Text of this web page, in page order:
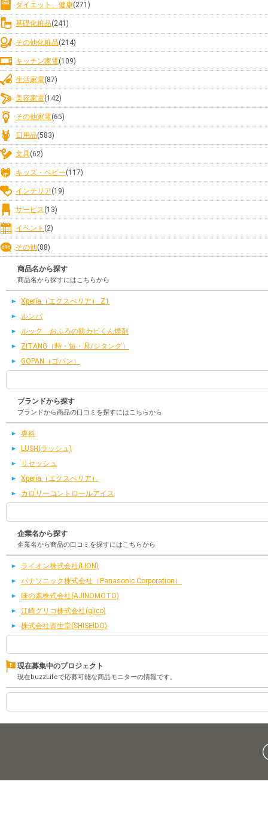
ダイエット、健康(271)
基礎化粧品(241)
その他化粧品(214)
キッチン家電(109)
生活家電(87)
美容家電(142)
その他家電(65)
日用品(583)
文具(62)
キッズ・ベビー(117)
インテリア(19)
サービス(13)
イベント (2)
その他(88)
商品名から探す
商品名から探すにはこちらから
Xperia（エクスぺリア） Z1
ルンバ
ルック おふろの防カビくん煙剤
ZITANG（時・短・具/ジタング）
GOPAN（ゴパン）
ブランドから探す
ブランドから商品の口コミを探すにはこちらから
専科
LUSH(ラッシュ)
リセッシュ
Xperia（エクスぺリア）
カロリーコントロールアイス
企業名から探す
企業名から商品の口コミを探すにはこちらから
ライオン株式会社(LION)
パナソニック株式会社（Panasonic Corporation）
味の素株式会社(AJINOMOTO)
江崎グリコ株式会社(glico)
株式会社資生堂(SHISEIDO)
現在募集中のプロジェクト
現在buzzLifeで応募可能な商品モニターの情報です。